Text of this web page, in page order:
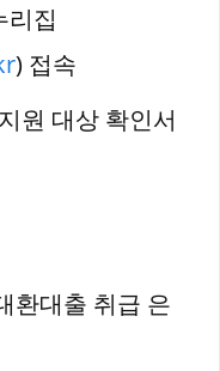
리집
) 접속
원 대상 확인서
환대출 취급 은